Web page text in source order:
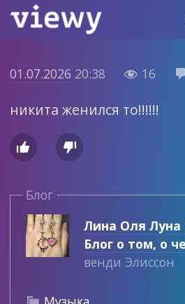
01.07.2026 20:38  16 
никита женился то!!!!!!
 
Блог
Лина Оля Луна
Блог о том, о
венди Элиссон
